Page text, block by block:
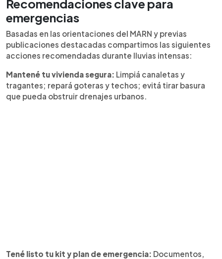
Recomendaciones clave para
emergencias
Basadas en las orientaciones del MARN y previas
publicaciones destacadas compartimos las siguientes
acciones recomendadas durante lluvias intensas:
Mantené tu vivienda segura: Limpiá canaletas y
tragantes; repará goteras y techos; evitá tirar basura
que pueda obstruir drenajes urbanos.
Tené listo tu kit y plan de emergencia: Documentos,